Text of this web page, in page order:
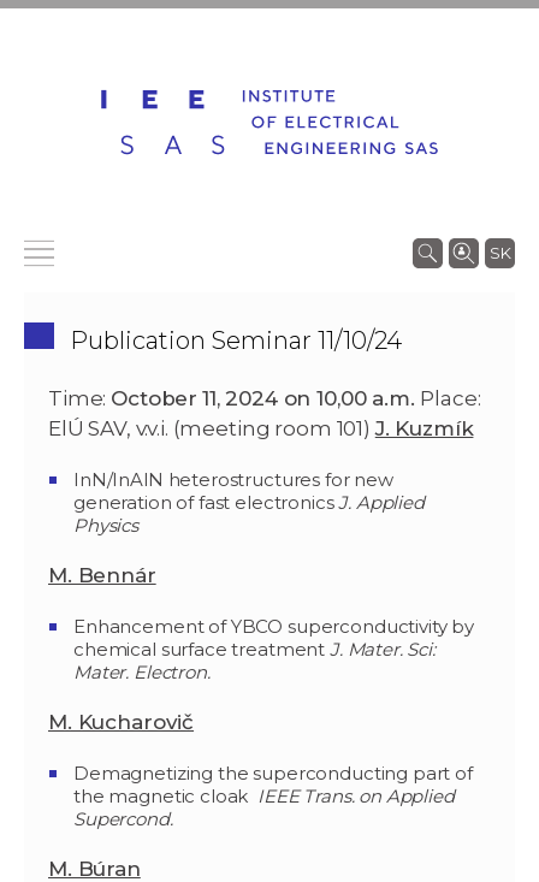
SK
Publication Seminar 11/10/24
Time: October 11, 2024 on 10,00 a.m. Place:
ElÚ SAV, v.v.i. (meeting room 101)J. Kuzmík
InN/InAlN heterostructures for new
generation of fast electronicsJ. Applied
Physics
M. Bennár
Enhancement of YBCO superconductivity by
chemical surface treatment J. Mater. Sci:
Mater. Electron.
M. Kucharovič
Demagnetizing the superconducting part of
the magnetic cloak IEEE Trans. on Applied
Supercond.
M. Búran